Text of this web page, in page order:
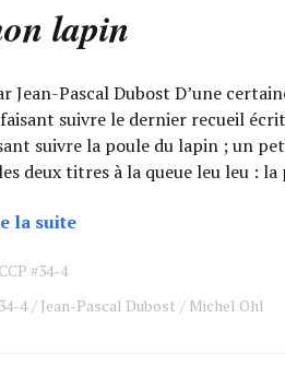
lapin
Jean-Pascal Dubost D’une
suivre le dernier recueil
suivre la poule du lapin ; un
deux titres à la queue leu leu :
la suite
CCP #34-4
34-4
Jean-Pascal Dubost Michel Ohl